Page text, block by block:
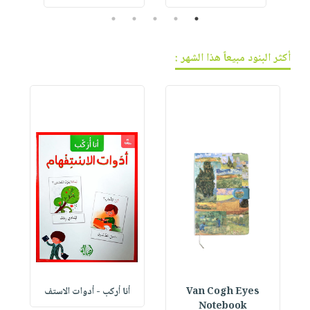
1
2
3
4
5
أكثر البنود مبيعاً هذا الشهر :
Van Cogh Eyes
أنا أركب - أدوات الاستف